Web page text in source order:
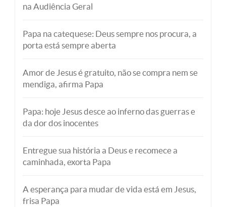
na Audiência Geral
Papa na catequese: Deus sempre nos procura, a
porta está sempre aberta
Amor de Jesus é gratuito, não se compra nem se
mendiga, afirma Papa
Papa: hoje Jesus desce ao inferno das guerras e
da dor dos inocentes
Entregue sua história a Deus e recomece a
caminhada, exorta Papa
A esperança para mudar de vida está em Jesus,
frisa Papa